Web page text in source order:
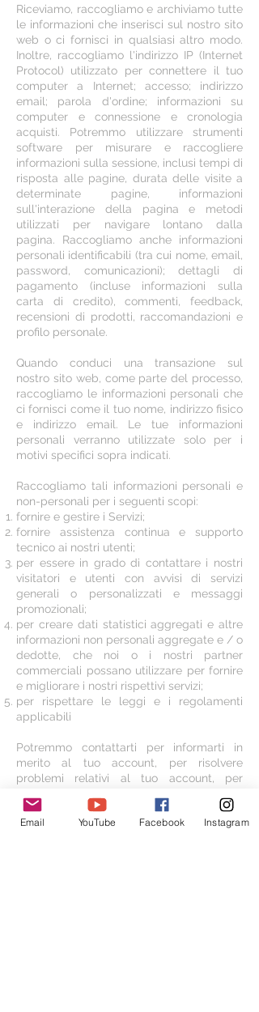
Riceviamo, raccogliamo e archiviamo tutte
le informazioni che inserisci sul nostro sito
web o ci fornisci in qualsiasi altro modo.
Inoltre, raccogliamo l'indirizzo IP (Internet
Protocol) utilizzato per connettere il tuo
computer a Internet; accesso; indirizzo
email; parola d'ordine; informazioni su
computer e connessione e cronologia
acquisti. Potremmo utilizzare strumenti
software per misurare e raccogliere
informazioni sulla sessione, inclusi tempi di
risposta alle pagine, durata delle visite a
determinate pagine, informazioni
sull'interazione della pagina e metodi
utilizzati per navigare lontano dalla
pagina. Raccogliamo anche informazioni
personali identificabili (tra cui nome, email,
password, comunicazioni); dettagli di
pagamento (incluse informazioni sulla
carta di credito), commenti, feedback,
recensioni di prodotti, raccomandazioni e
profilo personale.
Quando conduci una transazione sul
nostro sito web, come parte del processo,
raccogliamo le informazioni personali che
ci fornisci come il tuo nome, indirizzo fisico
e indirizzo email. Le tue informazioni
personali verranno utilizzate solo per i
motivi specifici sopra indicati.
Raccogliamo tali informazioni personali e
non-personali per i seguenti scopi:
fornire e gestire i Servizi;
fornire assistenza continua e supporto
tecnico ai nostri utenti;
per essere in grado di contattare i nostri
visitatori e utenti con avvisi di servizi
generali o personalizzati e messaggi
promozionali;
per creare dati statistici aggregati e altre
informazioni non personali aggregate e / o
dedotte, che noi o i nostri partner
commerciali possano utilizzare per fornire
e migliorare i nostri rispettivi servizi;
per rispettare le leggi e i regolamenti
applicabili
Potremmo contattarti per informarti in
merito al tuo account, per risolvere
problemi relativi al tuo account, per
commissioni o somme dovute, per
sondare le tue opinioni tramite sondaggi o
Email YouTube Facebook Instagram